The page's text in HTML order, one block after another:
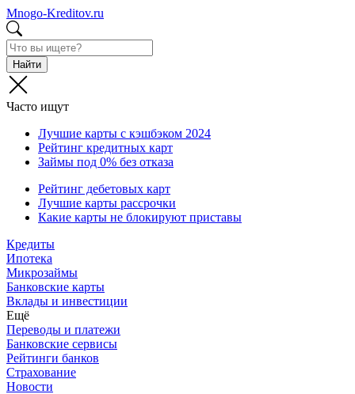
Mnogo-Kreditov.ru
Найти
Часто ищут
Лучшие карты с кэшбэком 2024
Рейтинг кредитных карт
Займы под 0% без отказа
Рейтинг дебетовых карт
Лучшие карты рассрочки
Какие карты не блокируют приставы
Кредиты
Ипотека
Микрозаймы
Банковские карты
Вклады и инвестиции
Ещё
Переводы и платежи
Банковские сервисы
Рейтинги банков
Страхование
Новости